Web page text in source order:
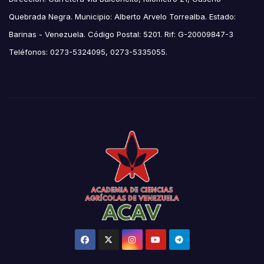
Quebrada Negra. Municipio: Alberto Arvelo Torrealba. Estado:
Barinas - Venezuela. Código Postal: 5201. Rif: G-20009847-3
Teléfonos: 0273-5324095, 0273-5335055.